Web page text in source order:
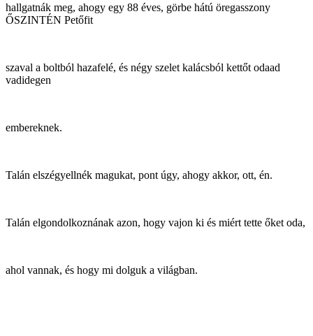
hallgatnák meg, ahogy egy 88 éves, görbe hátú öregasszony
ŐSZINTÉN Petőfit
szaval a boltból hazafelé, és négy szelet kalácsból kettőt odaad
vadidegen
embereknek.
Talán elszégyellnék magukat, pont úgy, ahogy akkor, ott, én.
Talán elgondolkoznának azon, hogy vajon ki és miért tette őket oda,
ahol vannak, és hogy mi dolguk a világban.